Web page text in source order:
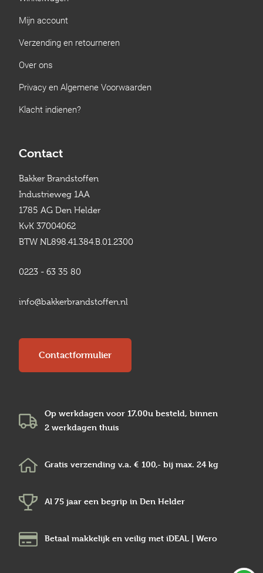
Mijn account
Verzending en retourneren
Over ons
Privacy en Algemene Voorwaarden
Klacht indienen?
Contact
Bakker Brandstoffen
Industrieweg 1AA
1785 AG Den Helder
KvK 37004062
BTW NL898.41.384.B.01.2300
0223 - 63 35 80
info@bakkerbrandstoffen.nl
Contactformulier
Op werkdagen voor 17.00u besteld, binnen
2 werkdagen thuis
Gratis verzending v.a. € 100,- bij max. 24 kg
Al 75 jaar een begrip in Den Helder
Betaal makkelijk en veilig met iDEAL | Wero